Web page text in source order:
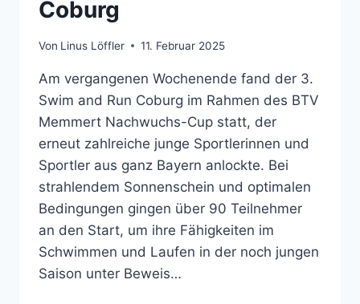
Coburg
Von Linus Löffler 11. Februar 2025
Am vergangenen Wochenende fand der 3.
Swim and Run Coburg im Rahmen des BTV
Memmert Nachwuchs-Cup statt, der
erneut zahlreiche junge Sportlerinnen und
Sportler aus ganz Bayern anlockte. Bei
strahlendem Sonnenschein und optimalen
Bedingungen gingen über 90 Teilnehmer
an den Start, um ihre Fähigkeiten im
Schwimmen und Laufen in der noch jungen
Saison unter Beweis…